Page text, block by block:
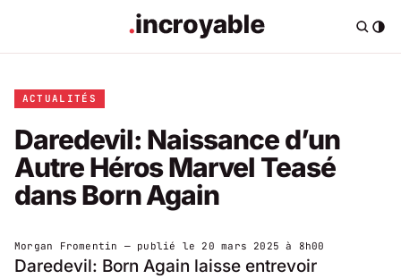
ACTUALITÉS
Daredevil: Naissance d’un
Autre Héros Marvel Teasé
dans Born Again
Morgan Fromentin — publié le 20 mars 2025 à 8h00
Daredevil: Born Again laisse entrevoir